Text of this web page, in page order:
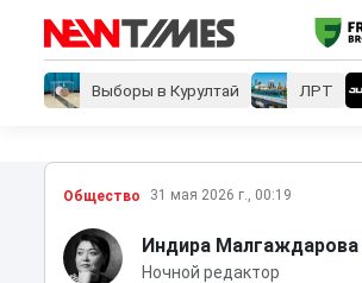
Выборы в Курултай ЛРТ
Общество 31 мая 2026 г., 00:19
Индира Малгаждарова
Ночной редактор